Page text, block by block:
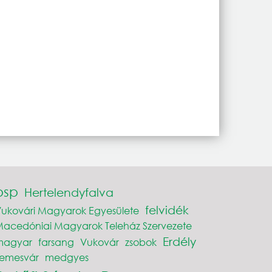
Hertelendyfalva
Magyarok Egyesülete felvidék
Magyarok Teleház Szervezete
farsang Vukovár zsobok Erdély
medgyes